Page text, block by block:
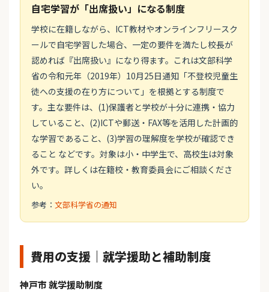
自宅学習が「出席扱い」になる制度
学校に在籍しながら、ICT教材やオンラインフリースク
ールで自宅学習した場合、一定の要件を満たし校長が
認めれば『出席扱い』になり得ます。これは文部科学
省の令和元年（2019年）10月25日通知「不登校児童生
徒への支援の在り方について」を根拠とする制度で
す。主な要件は、(1)保護者と学校が十分に連携・協力
していること、(2)ICTや郵送・FAX等を活用した計画的
な学習であること、(3)学習の理解度を学校が確認でき
ること などです。対象は小・中学生で、高校生は対象
外です。詳しくは在籍校・教育委員会にご相談くださ
い。
参考： 文部科学省の通知
費用の支援｜就学援助と補助制度
神戸市 就学援助制度